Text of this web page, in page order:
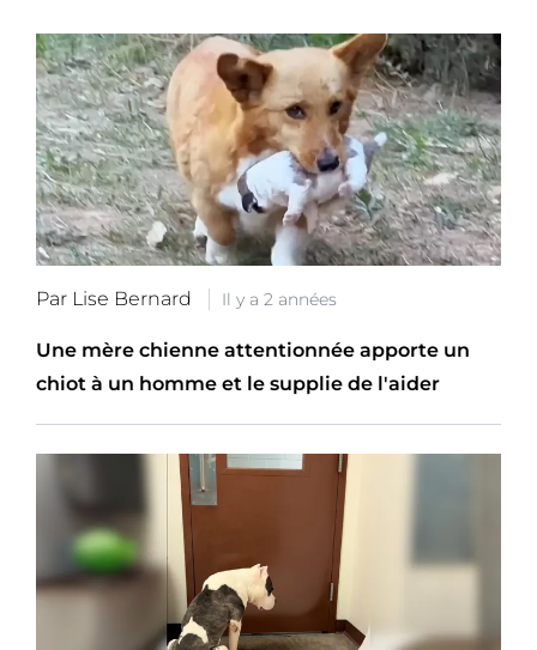
Par Lise Bernard Il y a 2 années
Une mère chienne attentionnée apporte un
chiot à un homme et le supplie de l'aider